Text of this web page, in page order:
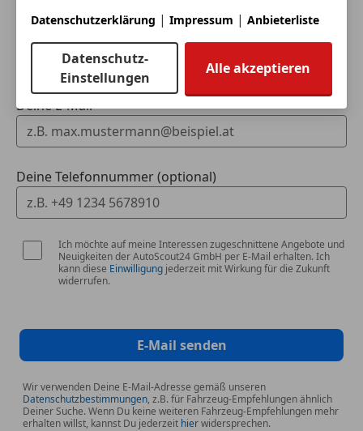
Kopfairbag
Kurvenlicht
Laserlicht
LED-Scheinwerfer
LED-Tagfahrlicht
Nebelscheinwerfer
Notbremsassistent
Reifendruckkontrollsystem
Seitenairbag
Servolenkung
Spurhalteassistent
Tagfahrlicht
Totwinkel-Assistent
Voll-LED Scheinwerfer
Zentralverriegelung mit Funkfernbedienung
Extras
Multimedia
BMW Live Cockpit Professional
Apple CarPlay Vorbereitung
Induktionsladeschale für Smartphone
Concierge Services
Real Time Traffic Information (RTTI)
Remote Services / Remote 3D View
Gestiksteuerung
USB-Schnittstelle
DAB-Radio
Technik & Sicherheit
Airbags (Front-, Seiten-, Kopf-, Knieairbags)
Active Protection Sicherheitssystem
Reifendruck-Kontrollsystem
Isofix-Aufnahmen
Deine E-Mail
Deine Telefonnummer (optional)
Ich möchte auf meine Interessen zugeschnittene Angebote und
Neuigkeiten der AutoScout24 GmbH per E-Mail erhalten. Ich
kann diese Einwilligung jederzeit mit Wirkung für die Zukunft
widerrufen.
E-Mail senden
Wir verwenden Deine E-Mail-Adresse gemäß unseren
Datenschutzbestimmungen, z.B. für Fahrzeug-Empfehlungen ähnlich
Deiner Suche. Wenn Du keine weiteren Fahrzeug-Empfehlungen mehr
erhalten willst, kannst Du jederzeit hierwidersprechen.
Datenschutzerklärung | Impressum | Anbieterliste
Datenschutz-
Einstellungen
Alle akzeptieren